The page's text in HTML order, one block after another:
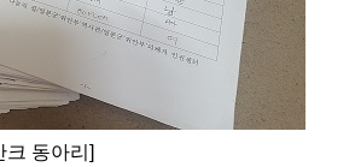
크 동아리]